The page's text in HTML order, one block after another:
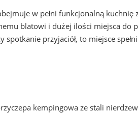
w pełni funkcjonalną
blatowi i dużej ilości miejsca do
przyjaciół, to miejsce
kempingowa ze stali